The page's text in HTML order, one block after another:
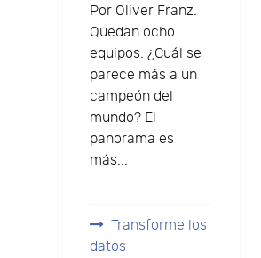
Por Oliver Franz.
Quedan ocho
equipos. ¿Cuál se
parece más a un
campeón del
mundo? El
panorama es
más...
Transforme los
datos